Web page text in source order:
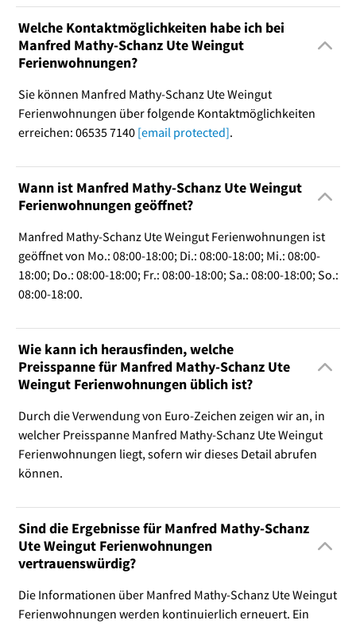
Welche Kontaktmöglichkeiten habe ich bei
Manfred Mathy-Schanz Ute Weingut
Ferienwohnungen?
Sie können Manfred Mathy-Schanz Ute Weingut
Ferienwohnungen über folgende Kontaktmöglichkeiten
erreichen: 06535 7140 [email protected].
Wann ist Manfred Mathy-Schanz Ute Weingut
Ferienwohnungen geöffnet?
Manfred Mathy-Schanz Ute Weingut Ferienwohnungen ist
geöffnet von Mo.: 08:00-18:00; Di.: 08:00-18:00; Mi.: 08:00-
18:00; Do.: 08:00-18:00; Fr.: 08:00-18:00; Sa.: 08:00-18:00; So.:
08:00-18:00.
Wie kann ich herausfinden, welche
Preisspanne für Manfred Mathy-Schanz Ute
Weingut Ferienwohnungen üblich ist?
Durch die Verwendung von Euro-Zeichen zeigen wir an, in
welcher Preisspanne Manfred Mathy-Schanz Ute Weingut
Ferienwohnungen liegt, sofern wir dieses Detail abrufen
können.
Sind die Ergebnisse für Manfred Mathy-Schanz
Ute Weingut Ferienwohnungen
vertrauenswürdig?
Die Informationen über Manfred Mathy-Schanz Ute Weingut
Ferienwohnungen werden kontinuierlich erneuert. Ein